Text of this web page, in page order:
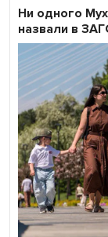
Ни одного
назвали в